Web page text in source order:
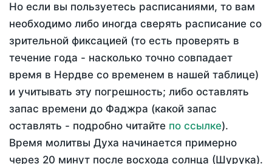
Но если вы пользуетесь расписаниями, то вам
необходимо либо иногда сверять расписание со
зрительной фиксацией (то есть проверять в
течение года - насколько точно совпадает
время в Нердве со временем в нашей таблице)
и учитывать эту погрешность; либо оставлять
запас времени до Фаджра (какой запас
оставлять - подробно читайте по ссылке).
Время молитвы Духа начинается примерно
через 20 минут после восхода солнца (Шурука).